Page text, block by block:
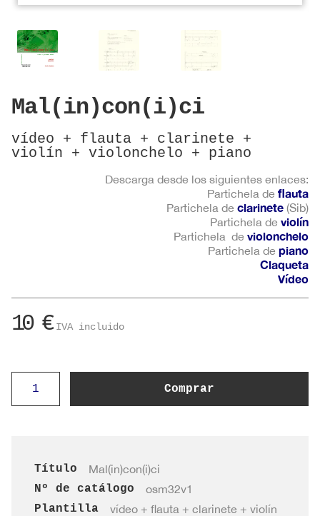
Mal(in)con(i)ci
vídeo + flauta + clarinete +
violín + violonchelo + piano
Descarga desde los siguientes enlaces:
Partichela de flauta
Partichela de clarinete (Sib)
Partichela de violín
Partichela de violonchelo
Partichela de piano
Claqueta
Vídeo
10 € IVA incluido
Mal(in)con(i)ci
Comprar
Título
Mal(in)con(i)ci
Nº de catálogo
osm32v1
Plantilla
vídeo + flauta + clarinete + violín